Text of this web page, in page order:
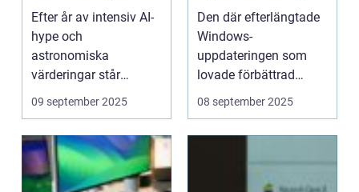
levererar?
Efter år av intensiv AI-
hype och
astronomiska
värderingar står
teknikbranschen inf&...
09 september 2025
och nu funkar
ingenting?
Den där efterlängtade
Windows-
uppdateringen som
lovade förbättrad
prestanda och ...
08 september 2025